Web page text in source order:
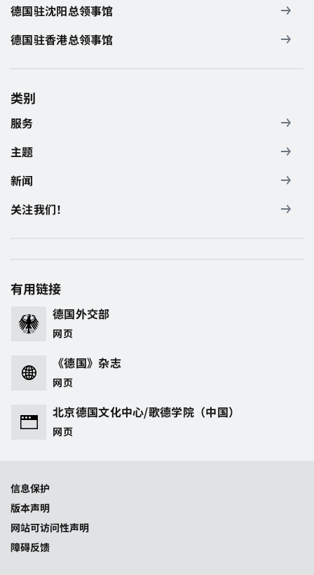
德国驻沈阳总领事馆
德国驻香港总领事馆
类别
服务
主题
新闻
关注我们！
有用链接
德国外交部
网页
《德国》杂志
网页
北京德国文化中心/歌德学院（中国）
网页
信息保护
版本声明
网站可访问性声明
障碍反馈